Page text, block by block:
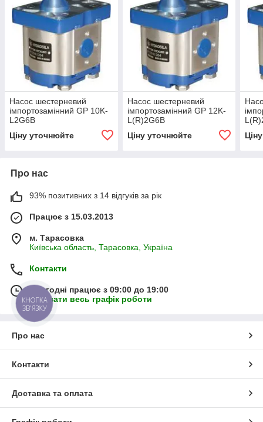
Насос шестерневий
імпортозамінний GP 10K-
L2G6B
Ціну уточнюйте
Насос шестерневий
імпортозамінний GP 12K-
L(R)2G6B
Ціну уточнюйте
Про нас
93% позитивних з 14 відгуків за рік
Працює з 15.03.2013
м. Тарасовка
Київська область, Тарасовка, Україна
Контакти
Сьогодні працює з 09:00 до 19:00
Показати весь графік роботи
Про нас
Контакти
Доставка та оплата
КНОПКА
ЗВ'ЯЗКУ